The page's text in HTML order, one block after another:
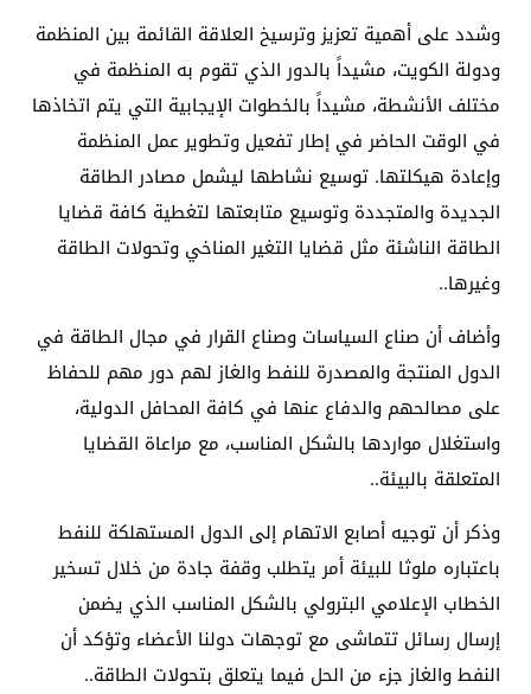
وشدد على أهمية تعزيز وترسيخ العلاقة القائمة بين المنظمة
ودولة الكويت، مشيداً بالدور الذي تقوم به المنظمة في
مختلف الأنشطة، مشيداً بالخطوات الإيجابية التي يتم اتخاذها
في الوقت الحاضر في إطار تفعيل وتطوير عمل المنظمة
وإعادة هيكلتها. توسيع نشاطها ليشمل مصادر الطاقة
الجديدة والمتجددة وتوسيع متابعتها لتغطية كافة قضايا
الطاقة الناشئة مثل قضايا التغير المناخي وتحولات الطاقة
وغيرها..
وأضاف أن صناع السياسات وصناع القرار في مجال الطاقة في
الدول المنتجة والمصدرة للنفط والغاز لهم دور مهم للحفاظ
على مصالحهم والدفاع عنها في كافة المحافل الدولية،
واستغلال مواردها بالشكل المناسب، مع مراعاة القضايا
المتعلقة بالبيئة..
وذكر أن توجيه أصابع الاتهام إلى الدول المستهلكة للنفط
باعتباره ملوثا للبيئة أمر يتطلب وقفة جادة من خلال تسخير
الخطاب الإعلامي البترولي بالشكل المناسب الذي يضمن
إرسال رسائل تتماشى مع توجهات دولنا الأعضاء وتؤكد أن
النفط والغاز جزء من الحل فيما يتعلق بتحولات الطاقة..